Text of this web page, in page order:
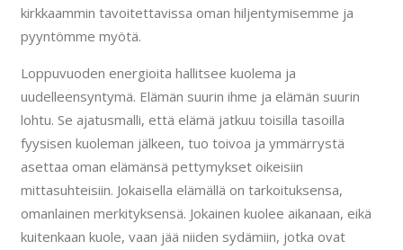
kirkkaammin tavoitettavissa oman hiljentymisemme ja
pyyntömme myötä.
Loppuvuoden energioita hallitsee kuolema ja
uudelleensyntymä. Elämän suurin ihme ja elämän suurin
lohtu. Se ajatusmalli, että elämä jatkuu toisilla tasoilla
fyysisen kuoleman jälkeen, tuo toivoa ja ymmärrystä
asettaa oman elämänsä pettymykset oikeisiin
mittasuhteisiin. Jokaisella elämällä on tarkoituksensa,
omanlainen merkityksensä. Jokainen kuolee aikanaan, eikä
kuitenkaan kuole, vaan jää niiden sydämiin, jotka ovat